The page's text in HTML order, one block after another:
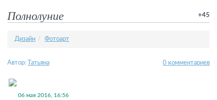
+45
Полнолуние
Дизайн Фотоарт
0 комментариев
Автор: Татьяна
06 мая 2016, 16:56